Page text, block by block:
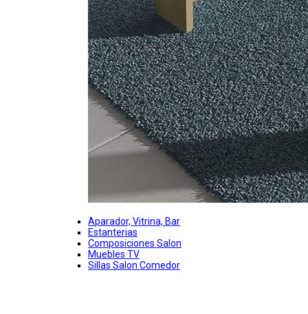
Aparador, Vitrina, Bar
Estanterias
Composiciones Salon
Muebles TV
Sillas Salon Comedor